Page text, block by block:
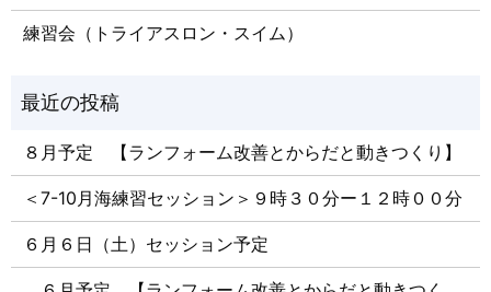
練習会（トライアスロン・スイム）
８月予定 【ランフォーム改善とからだと動きつくり】
＜7-10月海練習セッション＞９時３０分ー１２時００分
６月６日（土）セッション予定